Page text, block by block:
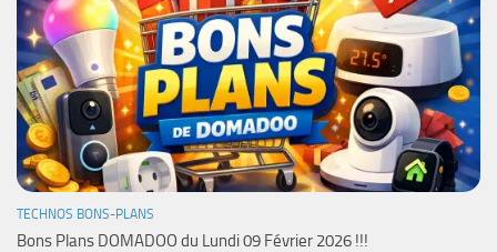
TECHNOS BONS-PLANS
Bons Plans DOMADOO du Lundi 09 Février 2026 !!!